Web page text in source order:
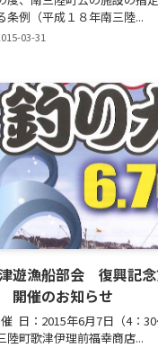
条例（平成１８年南三陸...
03-31
遊漁船部会 復興記
開催のお知らせ
日：2015年6月7日（4：30
陸町歌津伊理前福幸商店...